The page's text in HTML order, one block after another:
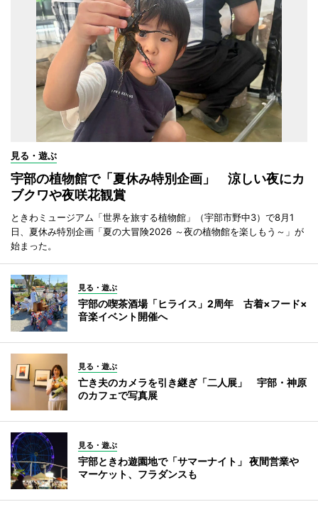
見る・遊ぶ
宇部の植物館で「夏休み特別企画」 涼しい夜にカ
ブクワや夜咲花観賞
ときわミュージアム「世界を旅する植物館」（宇部市野中3）で8月1
日、夏休み特別企画「夏の大冒険2026 ～夜の植物館を楽しもう～」が
始まった。
見る・遊ぶ
宇部の喫茶酒場「ヒライス」2周年 古着×フード×
音楽イベント開催へ
見る・遊ぶ
亡き夫のカメラを引き継ぎ「二人展」 宇部・神原
のカフェで写真展
見る・遊ぶ
宇部ときわ遊園地で「サマーナイト」 夜間営業や
マーケット、フラダンスも